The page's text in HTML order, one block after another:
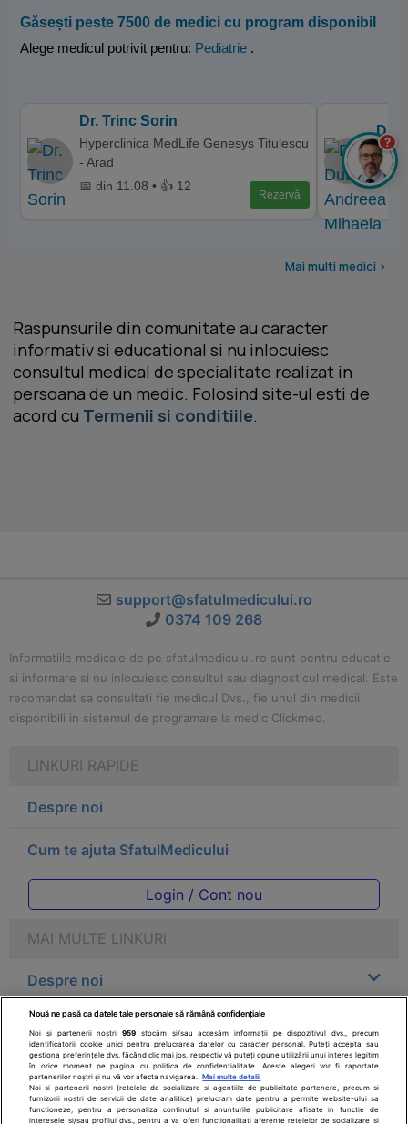
Găsești peste 7500 de medici cu program disponibil
Alege medicul potrivit pentru: Pediatrie .
Dr. Trinc Sorin
Hyperclinica MedLife Genesys Titulescu
- Arad
📅 din 11.08 • 👍 12
Rezervă
Dr.
📅
Mai multi medici >
Raspunsurile din comunitate au caracter
informativ si educational si nu inlocuiesc
consultul medical de specialitate realizat in
persoana de un medic. Folosind site-ul esti de
acord cu Termenii si conditiile.
support@sfatulmedicului.ro
0374 109 268
Informatiile medicale de pe sfatulmedicului.ro sunt pentru educatie
si informare si nu inlocuiesc consultul sau diagnosticul medical. Este
recomandat sa consultati fie medicul Dvs., fie unul din medicii
disponibili in sistemul de programare la medic Clickmed.
LINKURI RAPIDE
Despre noi
Cum te ajuta SfatulMedicului
Login / Cont nou
MAI MULTE LINKURI
Despre noi
Legal
Drepturile consumatorului
Parteneri
?
Nouă ne pasă ca datele tale personale să rămână confidențiale
Noi și partenerii noștri959 stocăm și/sau accesăm informații pe dispozitivul dvs., precum
identificatorii cookie unici pentru prelucrarea datelor cu caracter personal. Puteți accepta sau
gestiona preferințele dvs. făcând clic mai jos, respectiv vă puteți opune utilizării unui interes legitim
în orice moment pe pagina cu politica de confidențialitate. Aceste alegeri vor fi raportate
partenerilor noștri și nu vă vor afecta navigarea.
Mai multe detalii
Noi si partenerii nostri (retelele de socializare si agentiile de publicitate partenere, precum si
furnizorii nostri de servicii de date analitice) prelucram date pentru a permite website-ului sa
functioneze, pentru a personaliza continutul si anunturile publicitare afisate in functie de
interesele si/sau profilul dvs., pentru a va oferi functionalitati aferente retelelor de socializare si